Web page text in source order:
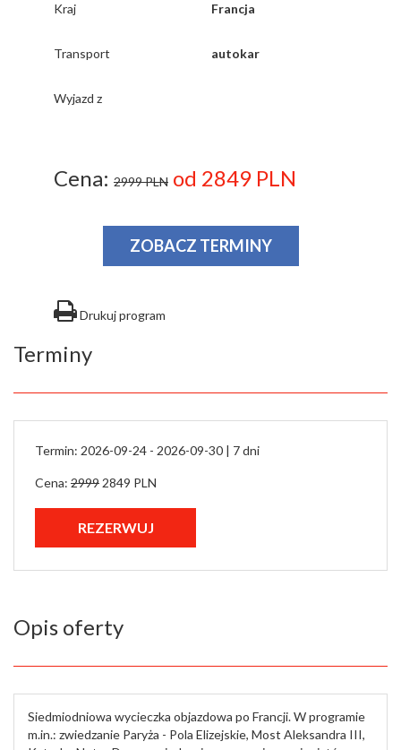
Kraj Francja
Transport autokar
Wyjazd z
Cena: 2999 PLN od 2849 PLN
ZOBACZ TERMINY
Drukuj program
Terminy
Termin: 2026-09-24 - 2026-09-30 | 7 dni
Cena: 2999 2849 PLN
Opis oferty
Siedmiodniowa wycieczka objazdowa po Francji. W programie
m.in.: zwiedzanie Paryża - Pola Elizejskie, Most Aleksandra III,